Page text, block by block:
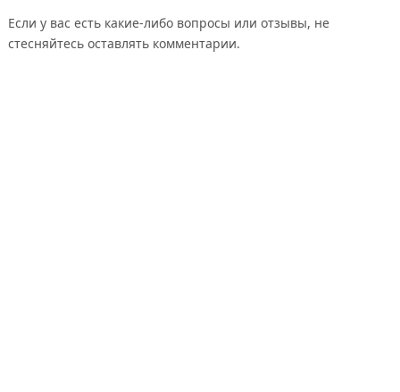
Если у вас есть какие-либо вопросы или отзывы, не
стесняйтесь оставлять комментарии.